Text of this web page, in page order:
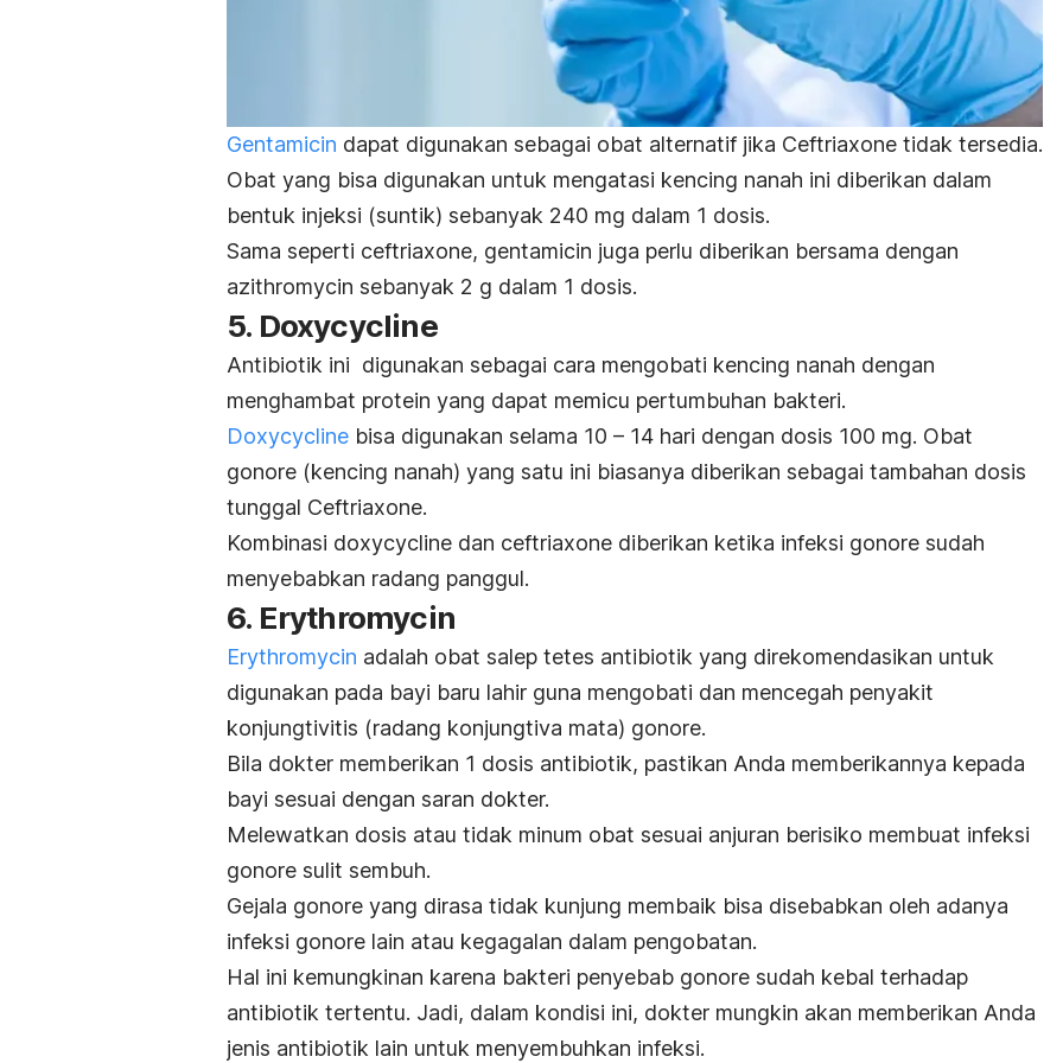
Gentamicin dapat digunakan sebagai obat alternatif jika Ceftriaxone tidak tersedia.
Obat yang bisa digunakan untuk mengatasi kencing nanah ini diberikan dalam
bentuk injeksi (suntik) sebanyak 240 mg dalam 1 dosis.
Sama seperti ceftriaxone, gentamicin juga perlu diberikan bersama dengan
azithromycin sebanyak 2 g dalam 1 dosis.
5. Doxycycline
Antibiotik ini digunakan sebagai cara mengobati kencing nanah dengan
menghambat protein yang dapat memicu pertumbuhan bakteri.
Doxycycline bisa digunakan selama 10 – 14 hari dengan dosis 100 mg. Obat
gonore (kencing nanah) yang satu ini biasanya diberikan sebagai tambahan dosis
tunggal Ceftriaxone.
Kombinasi doxycycline dan ceftriaxone diberikan ketika infeksi gonore sudah
menyebabkan radang panggul.
6. Erythromycin
Erythromycin adalah obat salep tetes antibiotik yang direkomendasikan untuk
digunakan pada bayi baru lahir guna mengobati dan mencegah penyakit
konjungtivitis (radang konjungtiva mata) gonore.
Bila dokter memberikan 1 dosis antibiotik, pastikan Anda memberikannya kepada
bayi sesuai dengan saran dokter.
Melewatkan dosis atau tidak minum obat sesuai anjuran berisiko membuat infeksi
gonore sulit sembuh.
Gejala gonore yang dirasa tidak kunjung membaik bisa disebabkan oleh adanya
infeksi gonore lain atau kegagalan dalam pengobatan.
Hal ini kemungkinan karena bakteri penyebab gonore sudah kebal terhadap
antibiotik tertentu. Jadi, dalam kondisi ini, dokter mungkin akan memberikan Anda
jenis antibiotik lain untuk menyembuhkan infeksi.